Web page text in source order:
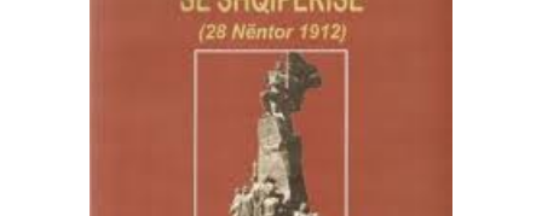
SHTOJE NË SHPORTË